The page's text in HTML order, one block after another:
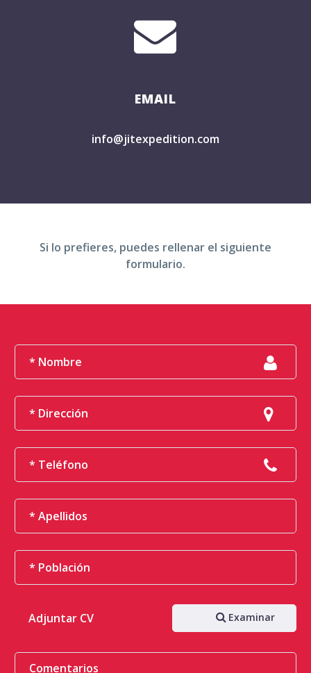


EMAIL
info@jitexpedition.com
Si lo prefieres, puedes rellenar el siguiente
formulario.
Adjuntar CV